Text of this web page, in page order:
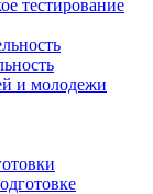
тестирование
и молодежи